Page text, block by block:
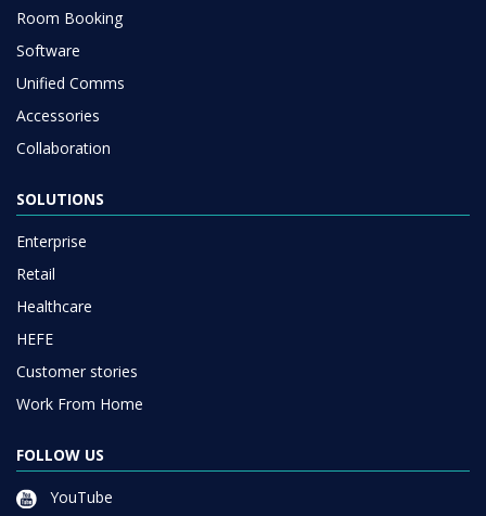
Room Booking
Software
Unified Comms
Accessories
Collaboration
SOLUTIONS
Enterprise
Retail
Healthcare
HEFE
Customer stories
Work From Home
FOLLOW US
YouTube